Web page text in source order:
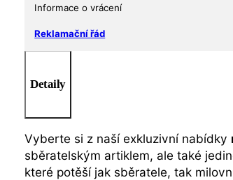
Informace o vrácení
Reklamační řád
Detaily
Vyberte si z naší exkluzivní nabídky
sběratelským artiklem, ale také
které potěší jak sběratele, tak